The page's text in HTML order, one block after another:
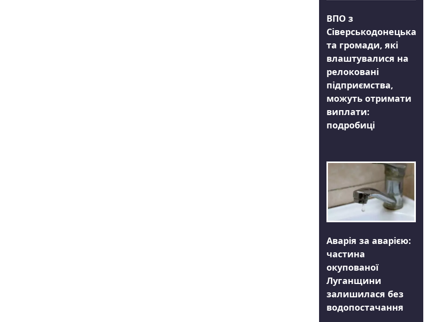
ВПО з
Сіверськодонецька
та громади, які
влаштувалися на
релоковані
підприємства,
можуть отримати
виплати:
подробиці
Аварія за аварією:
частина
окупованої
Луганщини
залишилася без
водопостачання